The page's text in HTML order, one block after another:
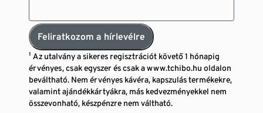
Feliratkozom a hírlevélre
¹ Az utalvány a sikeres regisztrációt követő 1 hónapig
érvényes, csak egyszer és csak a www.tchibo.hu oldalon
beváltható. Nem érvényes kávéra, kapszulás termékekre,
valamint ajándékkártyákra, más kedvezményekkel nem
összevonható, készpénzre nem váltható.